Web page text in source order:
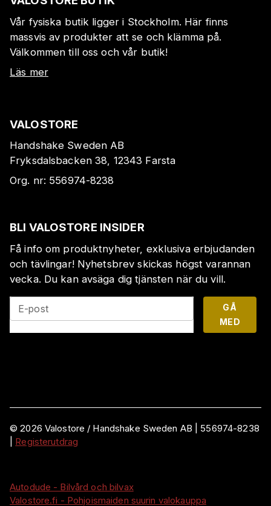
Vår fysiska butik ligger i Stockholm. Här finns
massvis av produkter att se och klämma på.
Välkommen till oss och vår butik!
Läs mer
VALOSTORE
Handshake Sweden AB
Fryksdalsbacken 38, 12343 Farsta
Org. nr: 556974-8238
BLI VALOSTORE INSIDER
Få info om produktnyheter, exklusiva erbjudanden
och tävlingar! Nyhetsbrev skickas högst varannan
vecka. Du kan avsäga dig tjänsten när du vill.
E-post
GÅ
MED
©2026 Valostore / Handshake Sweden AB
556974-8238
Registerutdrag
Autodude - Bilvård och bilvax
Valostore.fi - Pohjoismaiden suurin valokauppa